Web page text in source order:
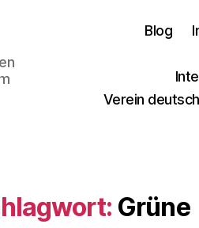
Blog
Verein
Grüne